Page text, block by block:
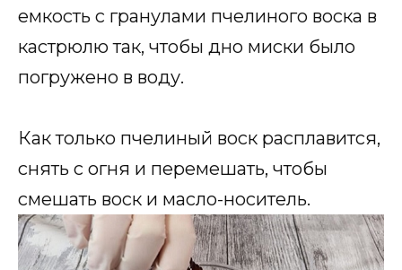
емкость с гранулами пчелиного воска в
кастрюлю так, чтобы дно миски было
погружено в воду.
Как только пчелиный воск расплавится,
снять с огня и перемешать, чтобы
смешать воск и масло-носитель.